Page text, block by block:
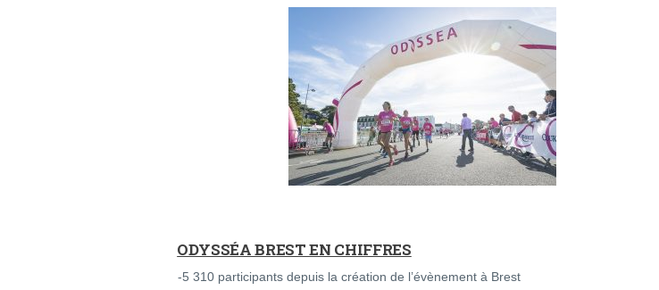
ODYSSÉA BREST EN CHIFFRES
-5 310 participants depuis la création de l’évènement à Brest